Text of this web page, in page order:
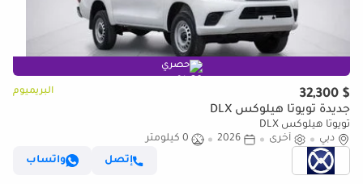
حصري
$ 32,300 البريميوم
جديدة تويوتا هيلوكس DLX
تويوتا هيلوكس DLX
دبي
أخرى 2026
0 كيلومتر
إتصل
واتساب